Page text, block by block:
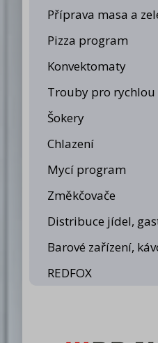
Příprava masa a
Pizza program
Konvektomaty
Trouby pro
Šokery
Chlazení
Mycí program
Změkčovače
Distribuce jídel,
Barové zařízení,
REDFOX